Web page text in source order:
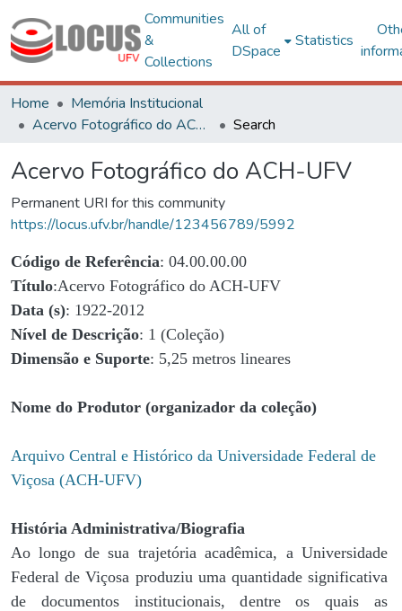
Communities
&
Collections
All of
DSpace
Statistics
Home
Memória Institucional
Acervo Fotográfico do ACH-UFV
Search
Acervo Fotográfico do ACH-UFV
Permanent URI for this community
https://locus.ufv.br/handle/123456789/5992
Código de Referência: 04.00.00.00
Título:Acervo Fotográfico do ACH-UFV
Data (s): 1922-2012
Nível de Descrição: 1 (Coleção)
Dimensão e Suporte: 5,25 metros lineares
Nome do Produtor (organizador da coleção)
Arquivo Central e Histórico da Universidade Federal de
Viçosa (ACH-UFV)
História Administrativa/Biografia
Ao longo de sua trajetória acadêmica, a Universidade
Federal de Viçosa produziu uma quantidade significativa
de documentos institucionais, dentre os quais as